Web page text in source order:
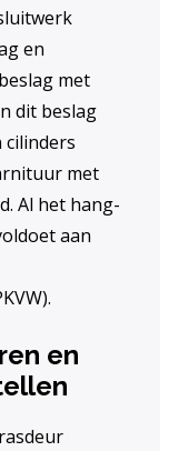
en
met
dit beslag
cilinders
met
Al het hang-
aan
en